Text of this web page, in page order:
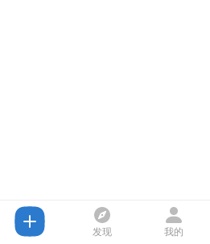
发现 我的